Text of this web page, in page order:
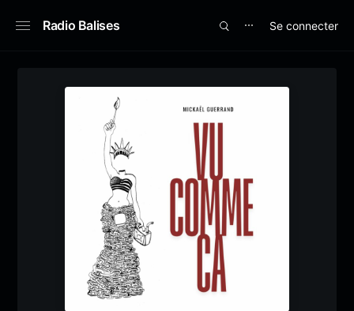
Radio Balises ⋯ Se connecter